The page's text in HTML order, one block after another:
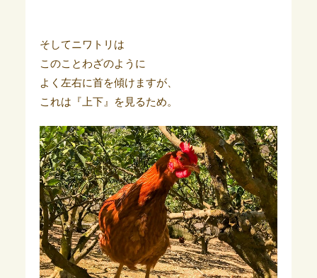
そしてニワトリは
このことわざのように
よく左右に首を傾けますが、
これは『上下』を見るため。